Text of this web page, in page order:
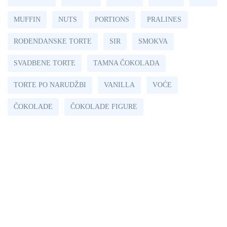
MUFFIN NUTS PORTIONS PRALINES
ROĐENDANSKE TORTE SIR SMOKVA
SVADBENE TORTE TAMNA ČOKOLADA
TORTE PO NARUDŽBI VANILLA VOĆE
ČOKOLADE ČOKOLADE FIGURE